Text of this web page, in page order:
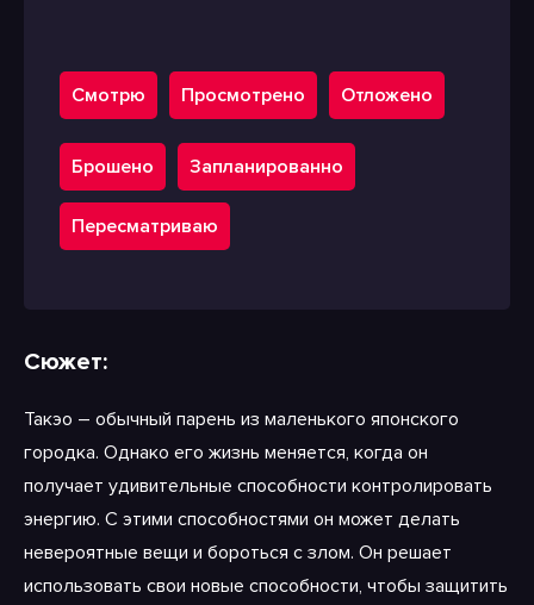
Смотрю Просмотрено Отложено
Брошено Запланированно
Пересматриваю
Сюжет:
Такэо – обычный парень из маленького японского
городка. Однако его жизнь меняется, когда он
получает удивительные способности контролировать
энергию. С этими способностями он может делать
невероятные вещи и бороться с злом. Он решает
использовать свои новые способности, чтобы защитить